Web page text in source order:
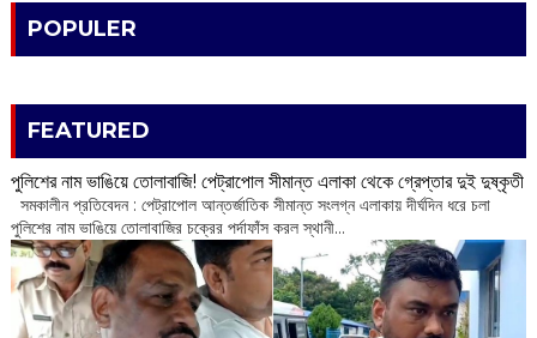
POPULER
FEATURED
পুলিশের নাম ভাঙিয়ে তোলাবাজি! পেট্রাপোল সীমান্ত এলাকা থেকে গ্রেপ্তার দুই দুষ্কৃতী
সমকালীন প্রতিবেদন : পেট্রাপোল আন্তর্জাতিক সীমান্ত সংলগ্ন এলাকায় দীর্ঘদিন ধরে চলা
পুলিশের নাম ভাঙিয়ে তোলাবাজির চক্রের পর্দাফাঁস করল স্থানী...